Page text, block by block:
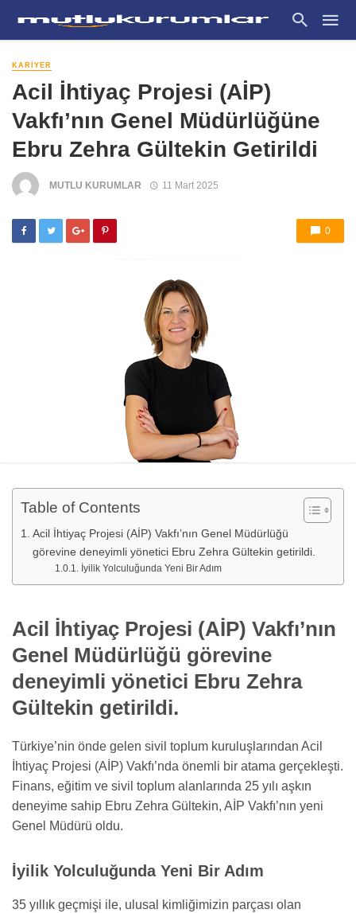
KARIYER
Acil İhtiyaç Projesi (AİP)
Vakfı’nın Genel Müdürlüğüne
Ebru Zehra Gültekin Getirildi
MUTLU KURUMLAR 11 Mart 2025
0
Table of Contents
Acil İhtiyaç Projesi (AİP) Vakfı’nın Genel Müdürlüğü
görevine deneyimli yönetici Ebru Zehra Gültekin getirildi.
İyilik Yolculuğunda Yeni Bir Adım
Acil İhtiyaç Projesi (AİP) Vakfı’nın
Genel Müdürlüğü görevine
deneyimli yönetici Ebru Zehra
Gültekin getirildi.
Türkiye’nin önde gelen sivil toplum kuruluşlarından Acil
İhtiyaç Projesi (AİP) Vakfı’nda önemli bir atama gerçekleşti.
Finans, eğitim ve sivil toplum alanlarında 25 yılı aşkın
deneyime sahip Ebru Zehra Gültekin, AİP Vakfı’nın yeni
Genel Müdürü oldu.
İyilik Yolculuğunda Yeni Bir Adım
35 yıllık geçmişi ile, ulusal kimliğimizin parçası olan